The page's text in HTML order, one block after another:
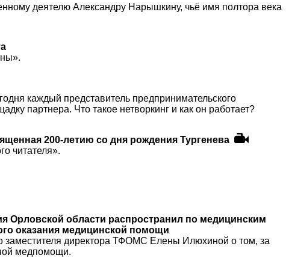
деятелю Александру Нарышкину, чьё имя полтора века
каждый представитель предпринимательского
партнера. Что такое нетворкинг и как он работает?
200-летию со дня рождения Тургенева
читателя».
Орловской области распространил по медицинским
оказания медицинской помощи
заместителя директора ТФОМС Елены Илюхиной о том, за
медпомощи.